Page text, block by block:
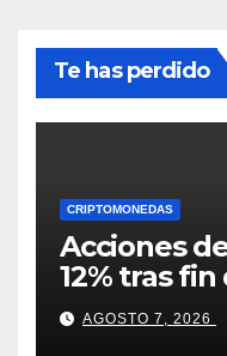
Te has perdido
CRIPTOMONEDAS
Acciones
12% tras
¿Hasta
en agosto?
AGOSTO 7, 2026